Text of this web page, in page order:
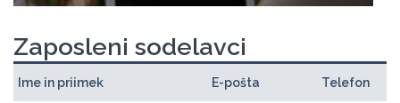
Zaposleni sodelavci
Ime in priimek E-pošta Telefon